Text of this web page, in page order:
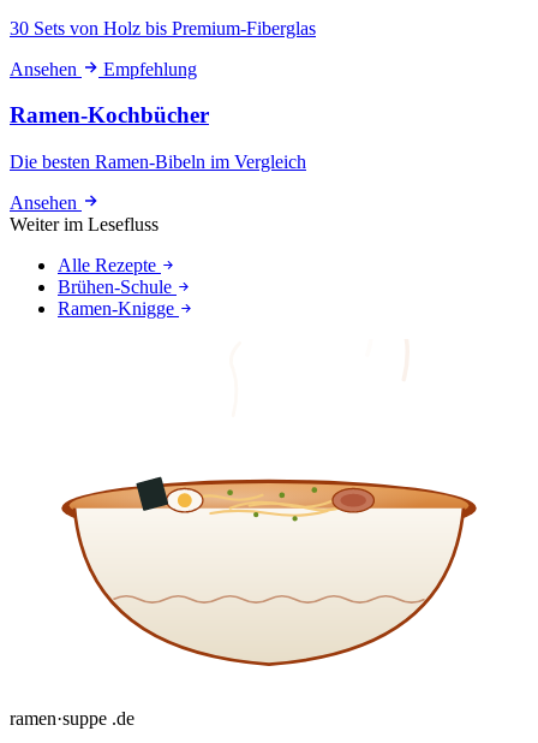
30 Sets von Holz bis Premium-Fiberglas
Ansehen
Empfehlung
Ramen-Kochbücher
Die besten Ramen-Bibeln im Vergleich
Ansehen
Weiter im Lesefluss
Alle Rezepte
Brühen-Schule
Ramen-Knigge
ramen·suppe .de